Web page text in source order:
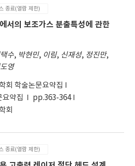
종료(열람 제한)
서의 보조가스 분출특성에 관한
수, 박현민, 이림, 신재성, 정진만,
영
회 학술논문요약집
요약집
pp.363-364
회
종료(열람 제한)